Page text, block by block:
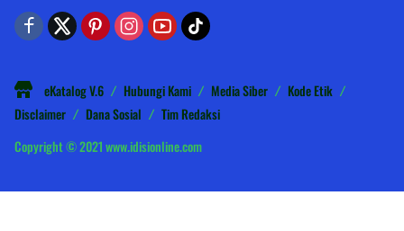
eKatalog V.6 Hubungi Kami Media Siber
Kode Etik
Disclaimer
Dana Sosial
Tim Redaksi
Copyright © 2021 www.idisionline.com